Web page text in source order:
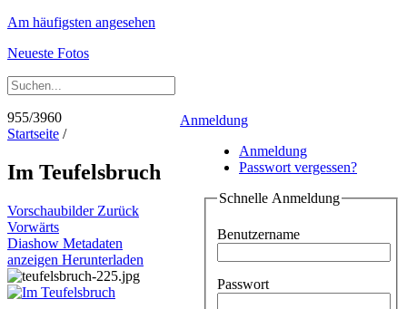
Am häufigsten angesehen
Neueste Fotos
Anmeldung
Anmeldung
Passwort vergessen?
Schnelle Anmeldung
Benutzername
Passwort
955/3960
Startseite /
Im Teufelsbruch
Vorschaubilder Zurück
Vorwärts
Diashow Metadaten
anzeigen Herunterladen